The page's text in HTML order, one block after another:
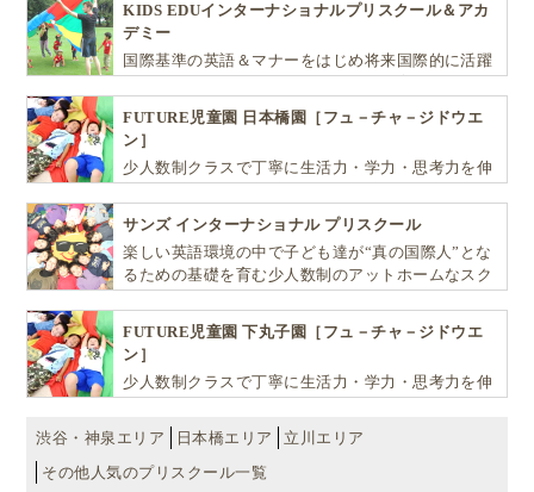
KIDS EDUインターナショナルプリスクール＆アカ
デミー
国際基準の英語＆マナーをはじめ将来国際的に活躍
EDU（キッズ・エデュ）」は幼児から小学生まで一
貫して学べる充実のカリキュラムが魅力です
FUTURE児童園 日本橋園［フュ－チャ－ジドウエ
ン］
少人数制クラスで丁寧に生活力・学力・思考力を伸
サンズ インターナショナル プリスクール
楽しい英語環境の中で子ども達が“真の国際人”とな
るための基礎を育む少人数制のアットホームなスク
FUTURE児童園 下丸子園［フュ－チャ－ジドウエ
ン］
少人数制クラスで丁寧に生活力・学力・思考力を伸
渋谷・神泉エリア
日本橋エリア
立川エリア
その他人気のプリスクール一覧